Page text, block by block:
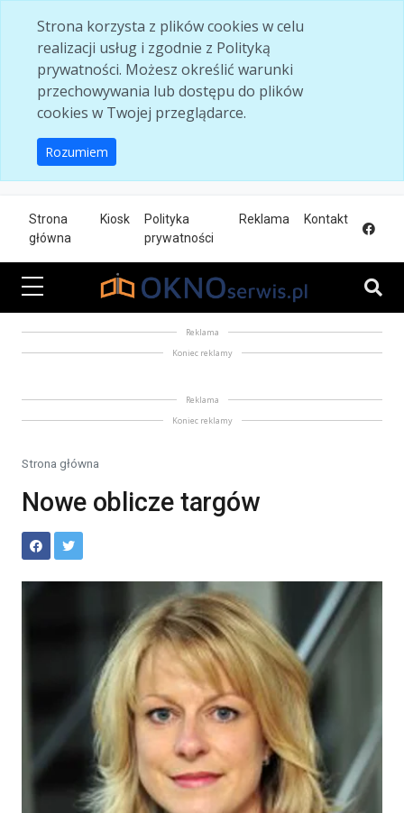
Strona korzysta z plików cookies w celu
realizacji usług i zgodnie z Polityką
prywatności. Możesz określić warunki
przechowywania lub dostępu do plików
cookies w Twojej przeglądarce.
Rozumiem
Strona
główna
Kiosk
Polityka
prywatności
Reklama Kontakt
Reklama
Koniec reklamy
Reklama
Koniec reklamy
Strona główna
Nowe oblicze targów